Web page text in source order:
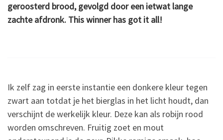
geroosterd brood, gevolgd door een ietwat lange
zachte afdronk. This winner has got it all!
Ik zelf zag in eerste instantie een donkere kleur tegen
zwart aan totdat je het bierglas in het licht houdt, dan
verschijnt de werkelijk kleur. Deze kan als robijn rood
worden omschreven. Fruitig zoet en mout